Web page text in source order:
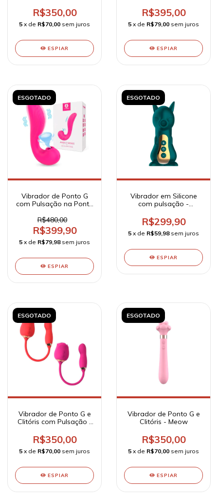
- Octopi
R$350,00
5 x de R$70,00 sem juros
ESPIAR
Baby Raposa - Sx
R$395,00
5 x de R$79,00 sem juros
ESPIAR
ESGOTADO
Vibrador de Ponto G
com Pulsação na Ponta
R$480,00
R$399,90
5 x de R$79,98 sem juros
ESPIAR
ESGOTADO
Vibrador em Silicone
com pulsação -
Flame
R$299,90
5 x de R$59,98 sem juros
ESPIAR
ESGOTADO
Vibrador de Ponto G e
Clitóris com Pulsação -
Flowery PRO
R$350,00
5 x de R$70,00 sem juros
ESPIAR
ESGOTADO
Vibrador de Ponto G e
Clitóris - Meow
R$350,00
5 x de R$70,00 sem juros
ESPIAR